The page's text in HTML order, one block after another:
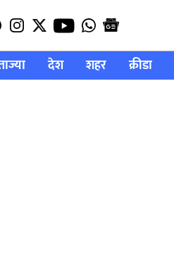
देश शहर क्रीडा